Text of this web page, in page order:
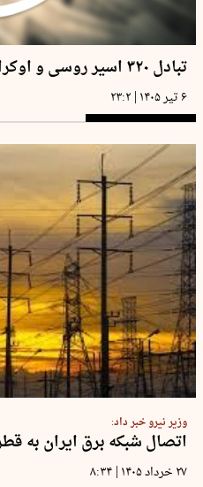
تبادل ۳۲۰ اسیر روسی و اوکراینی با میانجی‌گری امارات
۶ تیر ۱۴۰۵ | ۲۳:۲
وزیر نیرو خبر داد:
اتصال شبکه برق ایران به
۲۷ خرداد ۱۴۰۵ | ۸:۳۴